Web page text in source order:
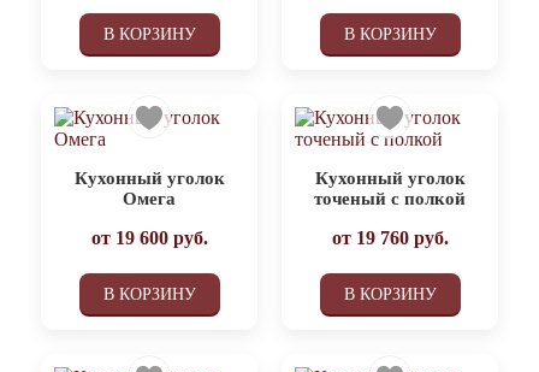
В КОРЗИНУ В КОРЗИНУ
Кухонный уголок
Омега
от 19 600руб.
В КОРЗИНУ
Кухонный уголок
точеный с полкой
от 19 760руб.
В КОРЗИНУ